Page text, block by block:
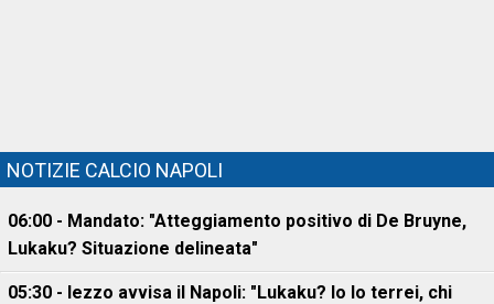
NOTIZIE CALCIO NAPOLI
06:00 - Mandato: "Atteggiamento positivo di De Bruyne,
Lukaku? Situazione delineata"
05:30 - Iezzo avvisa il Napoli: "Lukaku? Io lo terrei, chi